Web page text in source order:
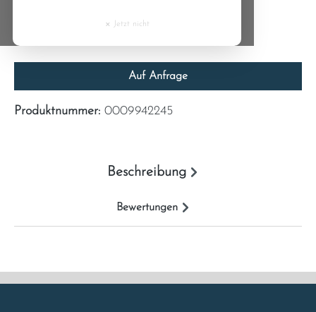
Preise inkl. MwSt. zzgl. Versandkosten
Auf Anfrage
Produktnummer: 0009942245
Beschreibung
Bewertungen
Czech Republic
Estonia
Hungary
× Jetzt nicht